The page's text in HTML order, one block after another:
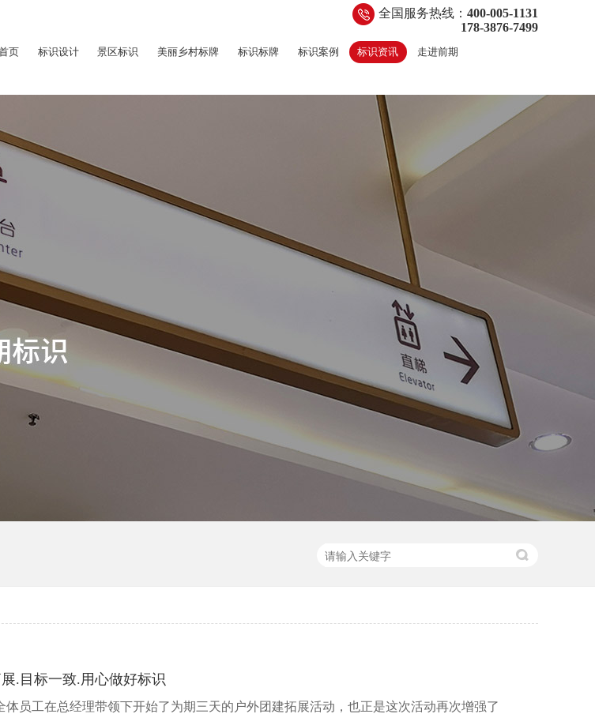
全国服务热线： 400-005-1131
178-3876-7499
页 标识设计 景区标识 美丽乡村标牌 标识标牌 标识案例 标识资讯 走进前期
展.目标一致.用心做好标识
体员工在总经理带领下开始了为期三天的户外团建拓展活动，也正是这次活动再次增强了